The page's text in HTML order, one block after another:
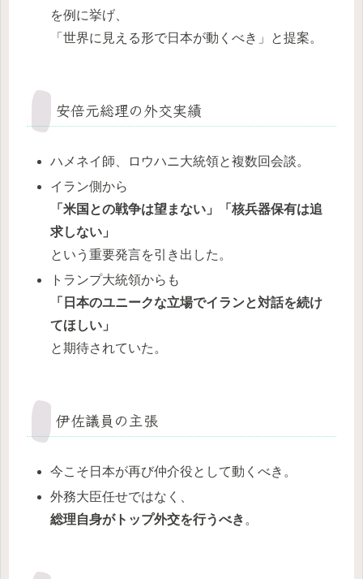
を例に挙げ、
「世界に見える形で日本が動くべき」と提案。
安倍元総理の外交実績
ハメネイ師、ロウハニ大統領と複数回会談。
イラン側から
「米国との戦争は望まない」「核兵器保有は追
求しない」
という重要発言を引き出した。
トランプ大統領からも
「日本のユニークな立場でイランと対話を続け
てほしい」
と期待されていた。
伊佐議員の主張
今こそ日本が再び仲介役として動くべき。
外務大臣任せではなく、
総理自身がトップ外交を行うべき。